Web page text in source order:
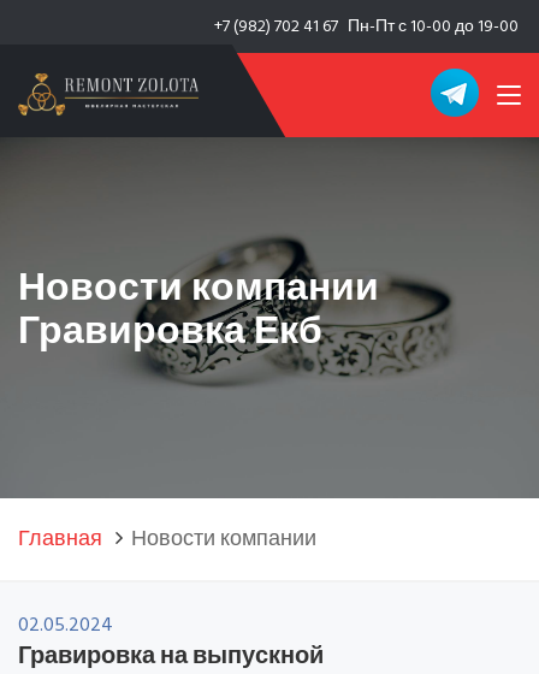
+7 (982) 702 41 67 Пн-Пт с 10-00 до 19-00
Новости компании
Гравировка Екб
Главная Новости компании
02.05.2024
Гравировка на выпускной